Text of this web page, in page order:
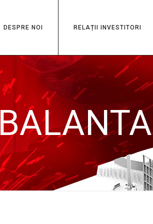
DESPRE NOI RELAȚII INVESTITORI
BALANTA